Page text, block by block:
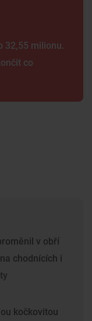
32,55 milionu.
co
v obří
chodnících i
kočkovitou